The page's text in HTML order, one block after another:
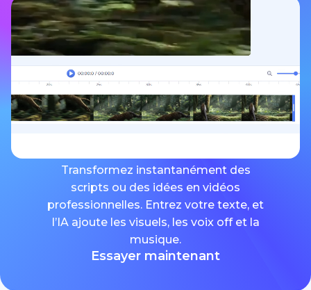
Transformez instantanément des
scripts ou des idées en vidéos
professionnelles. Entrez votre texte, et
l’IA ajoute les visuels, les voix off et la
musique.
Essayer maintenant